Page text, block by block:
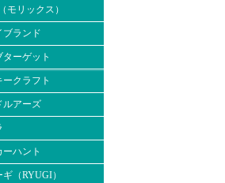
モリックス）
ブランド
ターゲット
ークラフト
ルアーズ
ーハント
ギ（RYUGI）